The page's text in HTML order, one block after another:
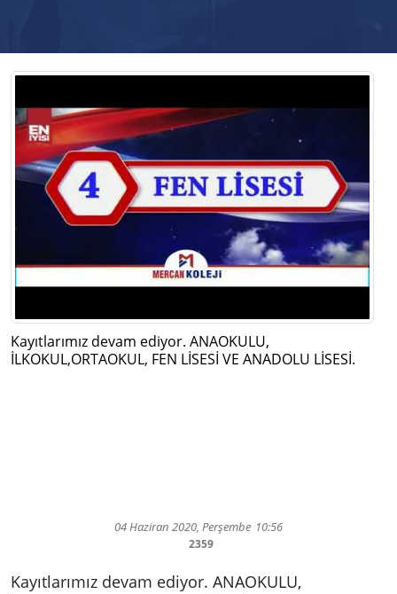
Kayıtlarımız devam ediyor. ANAOKULU,
İLKOKUL,ORTAOKUL, FEN LİSESİ VE ANADOLU LİSESİ.
04 Haziran 2020, Perşembe 10:56
2359
Kayıtlarımız devam ediyor. ANAOKULU,